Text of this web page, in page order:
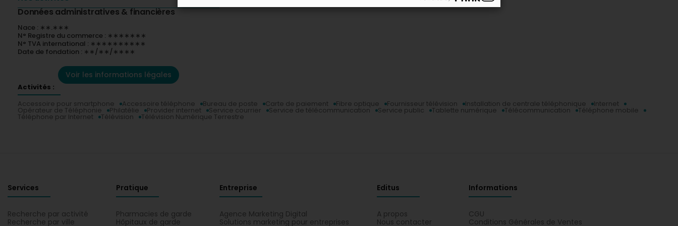
Données administratives & financières
Nace : ∗∗.∗∗∗
N° Registre du commerce : ∗∗∗∗∗∗∗
N° TVA international : ∗∗∗∗∗∗∗∗∗∗
Date de fondation : ∗∗/∗∗/∗∗∗∗
Voir les informations légales
Activités :
Accessoire pour smartphone
Accessoire téléphone Bureau de poste Carte de paiement Fibre optique Fournisseur télévision Installation de centrale téléphonique Internet
Opérateur de Téléphonie Philatélie Provider internet Service courrier Service de télécommunication Service public Tablette numérique Télécommunication Téléphone mobile
Téléphone par Internet Télévision Télévision Numérique Terrestre
Services
Recherche par activité
Recherche par ville
Pratique
Pharmacies de garde
Hôpitaux de garde
Entreprise
Agence Marketing Digital
Solutions marketing pour entreprises
Editus
A propos
Nous contacter
Informations
CGU
Conditions Générales de Ventes